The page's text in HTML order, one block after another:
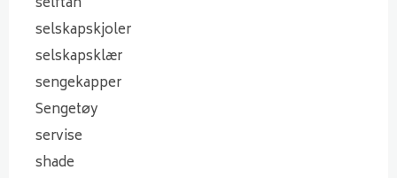
selskapskjoler
selskapsklær
sengekapper
Sengetøy
servise
shade